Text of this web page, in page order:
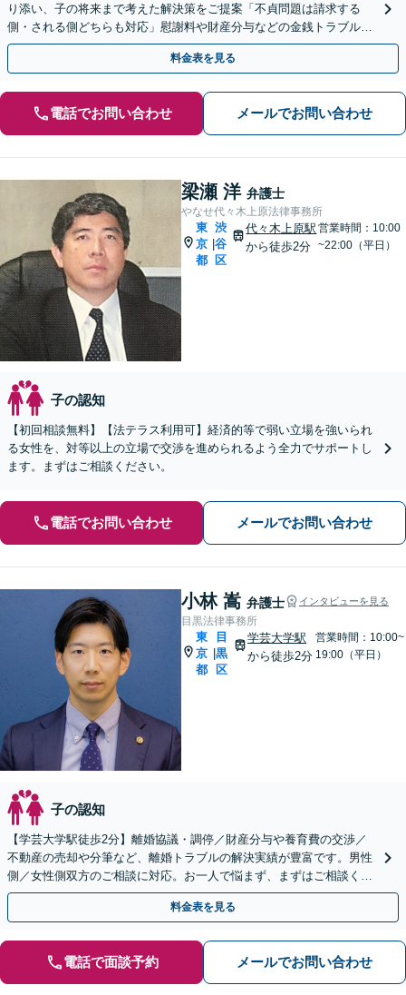
り添い、子の将来まで考えた解決策をご提案「不貞問題は請求する
側・される側どちらも対応」慰謝料や財産分与などの金銭トラブルも
お任せ【オンライン面談可】【休日相談可】【桜上水駅5分】
料金表を見る
電話でお問い合わせ メールでお問い合わせ
梁瀬 洋 弁護士
やなせ代々木上原法律事務所
東
京
都
|
渋
谷
区
代々木上原駅
から徒歩2分
営業時間：10:00
~22:00（平日）
子の認知
【初回相談無料】【法テラス利用可】経済的等で弱い立場を強いられ
る女性を、対等以上の立場で交渉を進められるよう全力でサポートし
ます。まずはご相談ください。
電話でお問い合わせ メールでお問い合わせ
小林 嵩 弁護士 インタビューを見る
目黒法律事務所
東
京
都
|
目
黒
区
学芸大学駅
から徒歩2分
営業時間：10:00~
19:00（平日）
子の認知
【学芸大学駅徒歩2分】離婚協議・調停／財産分与や養育費の交渉／
不動産の売却や分筆など、離婚トラブルの解決実績が豊富です。男性
側／女性側双方のご相談に対応。お一人で悩まず、まずはご相談くだ
さい【完全個室で対応】【当日・夜間・休日対応可】
料金表を見る
電話で面談予約 メールでお問い合わせ